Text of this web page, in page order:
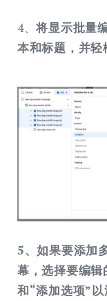
4、将显示批量
本和标题，并
5、如果要添加
幕，选择要编
和“添加选项”